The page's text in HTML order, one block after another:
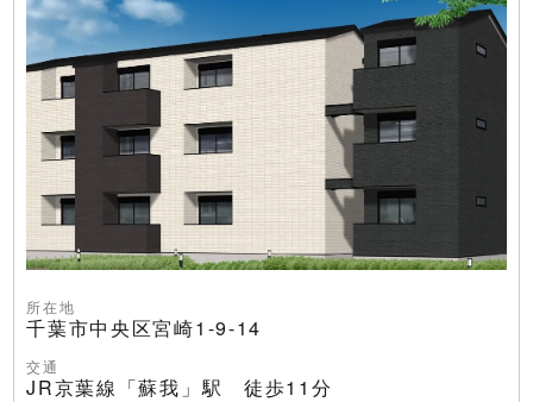
所在地
千葉市中央区宮崎1-9-14
交通
JR京葉線「蘇我」駅 徒歩11分